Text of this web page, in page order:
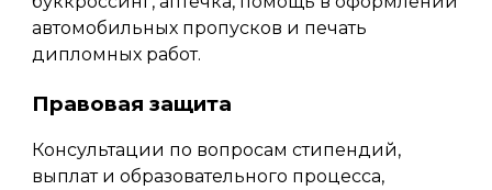
автомобильных пропусков и печать
дипломных работ.
Правовая защита
Консультации по вопросам стипендий,
выплат и образовательного процесса,